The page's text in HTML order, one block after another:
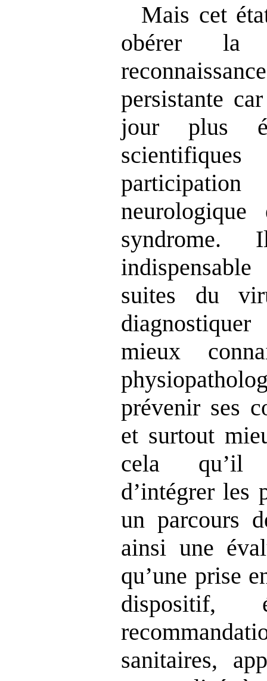
Mais cet
obérer la
persistante
jour plus
syndrome.
suites du
mieux
prévenir ses
et surtout
cela qu’il
d’intégrer les
un parcours
ainsi une
qu’une prise
sanitaires,